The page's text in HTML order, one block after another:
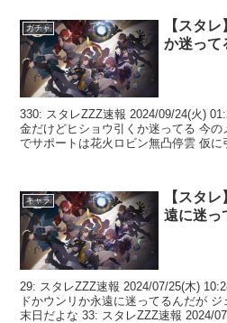
ガチャ
【スタ
か迷っ
330: スタレZZZ速報 2024/09/24(火)
金だけどヒショウ引くか迷ってる 今
でサポートは花火ロビン無凸停雲 仮
キャラ
【スタ
遠に迷
29: スタレZZZ速報 2024/07/25(木)
ドかウンリか永遠に迷ってるんだが
末日だよな 33: スタレZZZ速報 2024/